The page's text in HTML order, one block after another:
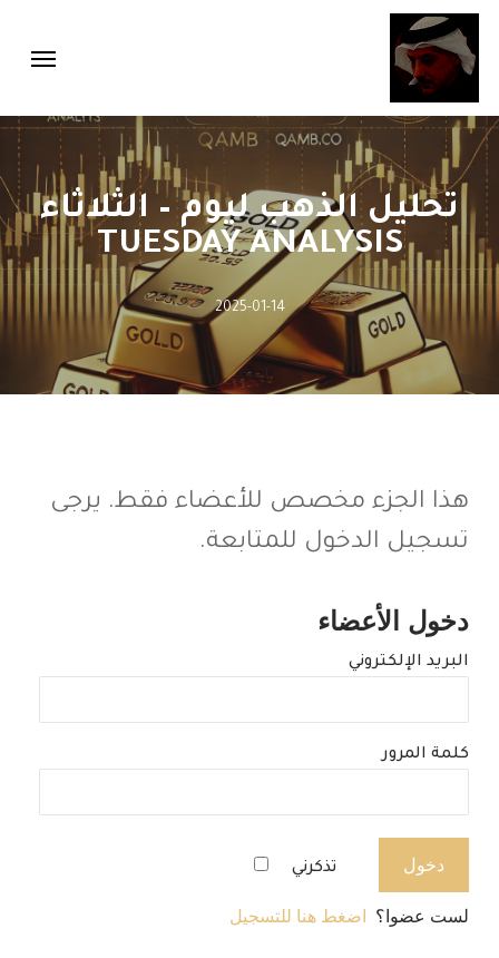
Skip
main
content
تحليل الذهب ليوم – الثلاثاء
TUESDAY ANALYSIS
2025-01-14
هذا الجزء مخصص للأعضاء فقط. يرجى
تسجيل الدخول للمتابعة.
دخول الأعضاء
البريد الإلكتروني
كلمة المرور
تذكرني
لست عضوا؟ اضغط هنا للتسجيل
Menu